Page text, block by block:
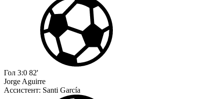
Гол 3:0 82'
Jorge Aguirre
Ассистент: Santi García